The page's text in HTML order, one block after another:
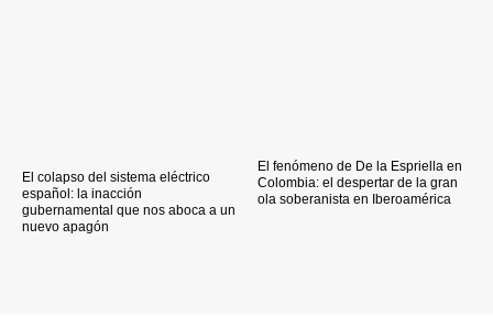
El colapso del sistema eléctrico
español: la inacción
gubernamental que nos aboca a un
nuevo apagón
El fenómeno de De la Espriella en
Colombia: el despertar de la gran
ola soberanista en Iberoamérica